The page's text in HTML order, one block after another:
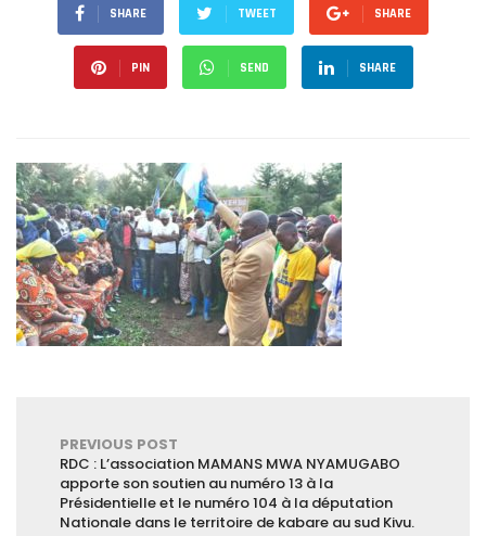
SHARE TWEET SHARE
PIN SEND SHARE
PREVIOUS POST
RDC : L’association MAMANS MWA NYAMUGABO
apporte son soutien au numéro 13 à la
Présidentielle et le numéro 104 à la députation
Nationale dans le territoire de kabare au sud Kivu.